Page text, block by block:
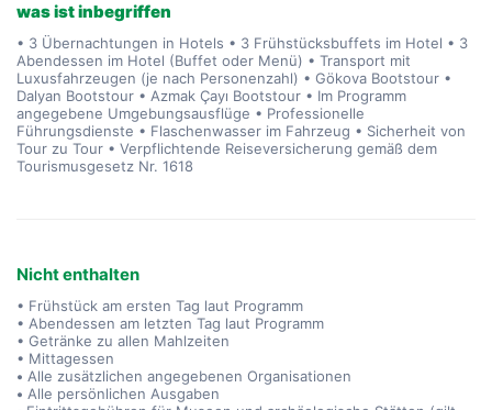
was ist inbegriffen
• 3 Übernachtungen in Hotels • 3 Frühstücksbuffets im Hotel • 3
Abendessen im Hotel (Buffet oder Menü) • Transport mit
Luxusfahrzeugen (je nach Personenzahl) • Gökova Bootstour •
Dalyan Bootstour • Azmak Çayı Bootstour • Im Programm
angegebene Umgebungsausflüge • Professionelle
Führungsdienste • Flaschenwasser im Fahrzeug • Sicherheit von
Tour zu Tour • Verpflichtende Reiseversicherung gemäß dem
Tourismusgesetz Nr. 1618
Nicht enthalten
• Frühstück am ersten Tag laut Programm
• Abendessen am letzten Tag laut Programm
• Getränke zu allen Mahlzeiten
• Mittagessen
• Alle zusätzlichen angegebenen Organisationen
• Alle persönlichen Ausgaben